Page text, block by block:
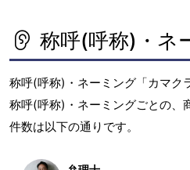
称呼(呼称)・ネ
称呼(呼称)・ネーミング「カマク
称呼(呼称)・ネーミングごとの、
件数は以下の通りです。